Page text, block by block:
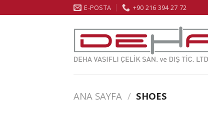
to
E-POSTA +90 216 394 27 72
ANA SAYFA / SHOES